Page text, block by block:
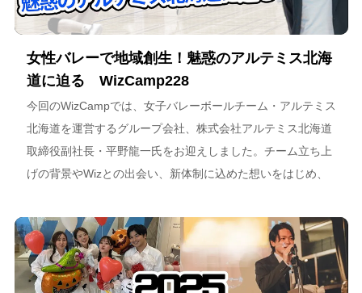
女性バレーで地域創生！魅惑のアルテミス北海
道に迫る WizCamp228
今回のWizCampでは、女子バレーボールチーム・アルテミス
北海道を運営するグループ会社、株式会社アルテミス北海道
取締役副社長・平野龍一氏をお迎えしました。チーム立ち上
げの背景やWizとの出会い、新体制に込めた想いをはじめ、
海道が描く今後のビジョンについて語っています。